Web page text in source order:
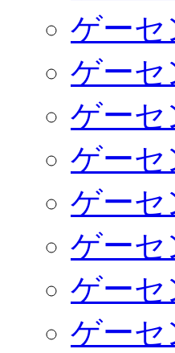
ゲーセ
ゲーセ
ゲーセ
ゲーセ
ゲーセ
ゲーセ
ゲーセ
ゲーセ